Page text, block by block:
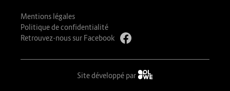
Mentions légales
Politique de confidentialité
Retrouvez-nous sur Facebook
Site développé par